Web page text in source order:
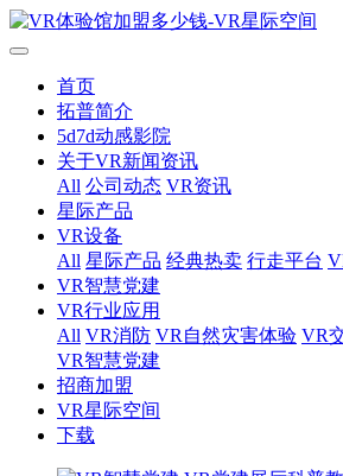
首页
拓普简介
5d7d动感影院
关于VR新闻资讯
All 公司动态 VR资讯
星际产品
VR设备
All 星际产品 经典热卖 行走平台
VR智慧党建
VR行业应用
All VR消防 VR自然灾害体验 VR
VR智慧党建
招商加盟
VR星际空间
下载